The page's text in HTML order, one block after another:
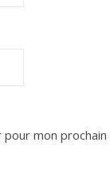
mon